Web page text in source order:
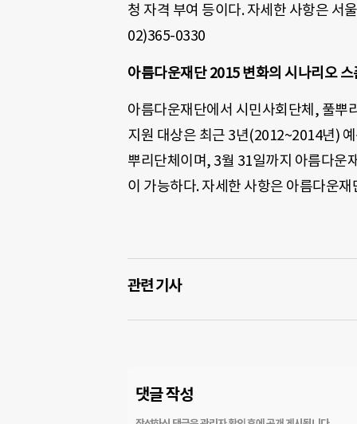
청 자격 부여 등이다. 자세한 사항은 서
02)365-0330
아름다운재단 2015 변화의 시나리오 스
아름다운재단에서 시민사회단체, 풀뿌
지원 대상은 최근 3년(2012~2014년)
뿌리단체이며, 3월 31일까지 아름다
이 가능하다. 자세한 사항은 아름다운
관련 기사
댓글 작성